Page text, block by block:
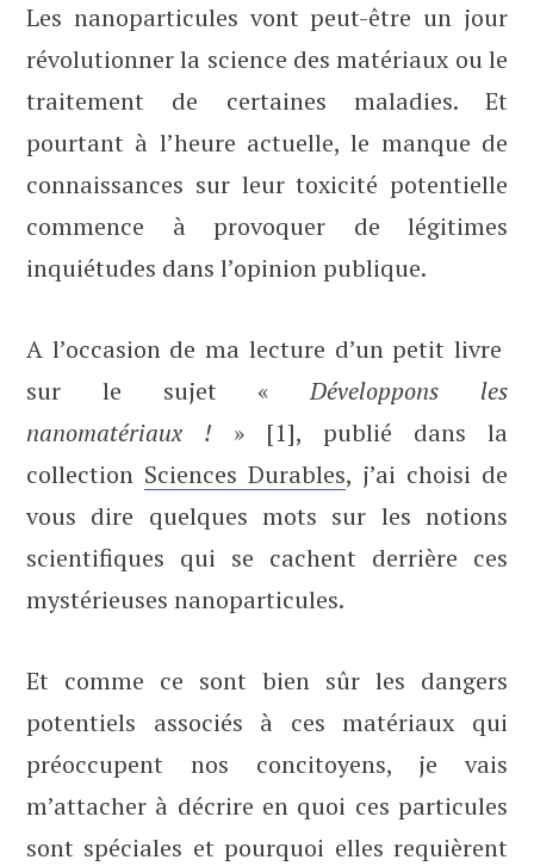
Les nanoparticules vont peut-être un jour
révolutionner la science des matériaux ou le
traitement de certaines maladies. Et
pourtant à l’heure actuelle, le manque de
connaissances sur leur toxicité potentielle
commence à provoquer de légitimes
inquiétudes dans l’opinion publique.
A l’occasion de ma lecture d’un petit livre
sur le sujet «Développons les
nanomatériaux ! » [1], publié dans la
collection Sciences Durables, j’ai choisi de
vous dire quelques mots sur les notions
scientifiques qui se cachent derrière ces
mystérieuses nanoparticules.
Et comme ce sont bien sûr les dangers
potentiels associés à ces matériaux qui
préoccupent nos concitoyens, je vais
m’attacher à décrire en quoi ces particules
sont spéciales et pourquoi elles requièrent